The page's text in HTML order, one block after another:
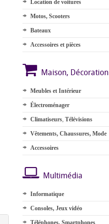
Location de voitures
Motos, Scooters
Bateaux
Accessoires et pièces
Maison, Décoration
Meubles et Intérieur
Électroménager
Climatiseurs, Télévisions
Vêtements, Chaussures, Mode
Accessoires
Multimédia
Informatique
Consoles, Jeux vidéo
Téléphones, Smartphones